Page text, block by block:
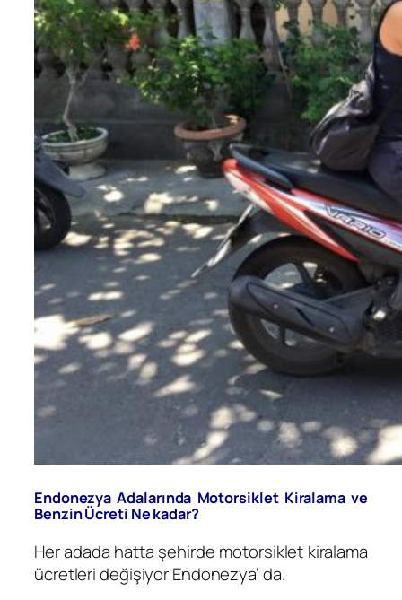
Endonezya Adalarında Motorsiklet Kiralama ve
Benzin Ücreti Ne kadar?
Her adada hatta şehirde motorsiklet kiralama
ücretleri değişiyor Endonezya’ da.